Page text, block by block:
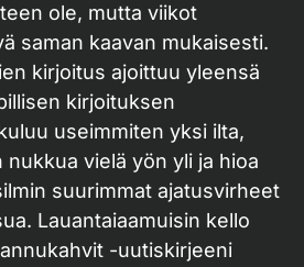
ole, mutta viikot
saman kaavan mukaisesti.
kirjoitus ajoittuu yleensä
kirjoituksen
useimmiten yksi ilta,
nukkua vielä yön yli ja hioa
suurimmat ajatusvirheet
Lauantaiaamuisin kello
-uutiskirjeeni